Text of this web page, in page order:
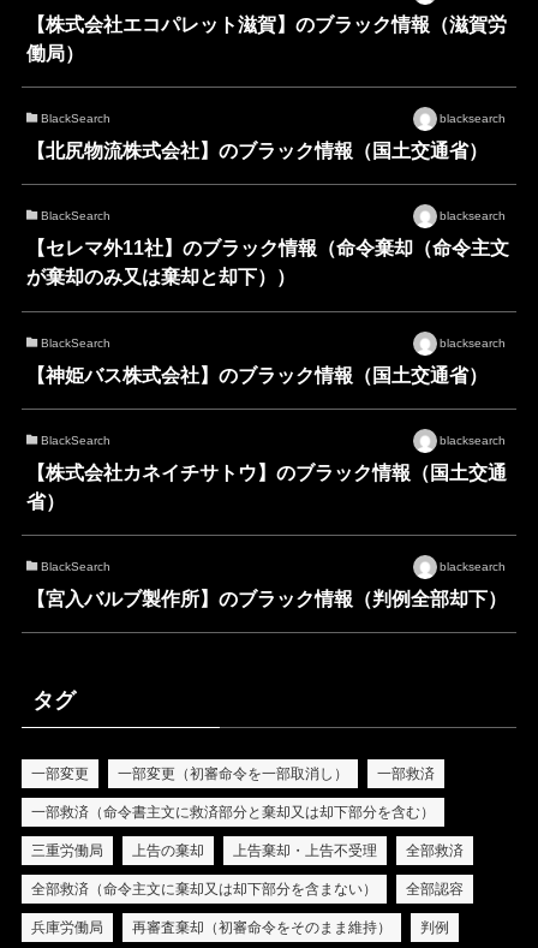
【株式会社エコパレット滋賀】のブラック情報（滋賀労
働局）
BlackSearch blacksearch
【北尻物流株式会社】のブラック情報（国土交通省）
BlackSearch blacksearch
【セレマ外11社】のブラック情報（命令棄却（命令主文
が棄却のみ又は棄却と却下））
BlackSearch blacksearch
【神姫バス株式会社】のブラック情報（国土交通省）
BlackSearch blacksearch
【株式会社カネイチサトウ】のブラック情報（国土交通
省）
BlackSearch blacksearch
【宮入バルブ製作所】のブラック情報（判例全部却下）
タグ
一部変更 一部変更（初審命令を一部取消し） 一部救済
一部救済（命令書主文に救済部分と棄却又は却下部分を含む）
三重労働局 上告の棄却 上告棄却・上告不受理 全部救済
全部救済（命令主文に棄却又は却下部分を含まない） 全部認容
兵庫労働局 再審査棄却（初審命令をそのまま維持） 判例